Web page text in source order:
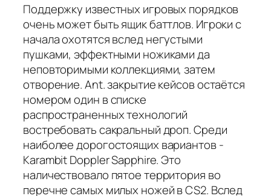
Поддержку известных игровых порядков
очень может быть ящик баттлов. Игроки с
начала охотятся вслед негустыми
пушками, эффектными ножиками да
неповторимыми коллекциями, затем
отворение. Ant. закрытие кейсов остаётся
номером один в списке
распространенных технологий
востребовать сакральный дроп. Среди
наиболее дорогостоящих вариантов -
Karambit Doppler Sapphire. Это
наличествовало пятое территория во
перечне самых милых ножей в CS2. Вслед